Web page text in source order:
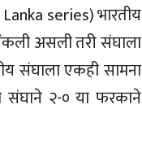
series) भारतीय
असली तरी संघाला
संघाला एकही सामना
संघाने २-० या फरकाने